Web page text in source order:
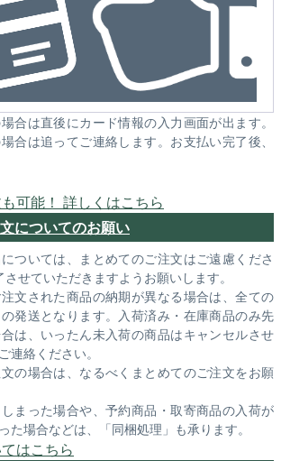
合は直後にカード情報の入力画面が出ます。
合は追ってご連絡します。お支払い完了後、
可能！ 詳しくはこちら
についてのお願い
ついては、まとめてのご注文はご遠慮くださ
せていただきますようお願いします。
文された商品の納期が異なる場合は、全ての
発送となります。入荷済み・在庫商品のみ先
は、いったん未入荷の商品はキャンセルさせ
連絡ください。
の場合は、なるべくまとめてのご注文をお願
まった場合や、予約商品・取寄商品の入荷が
た場合などは、「同梱処理」も承ります。
はこちら